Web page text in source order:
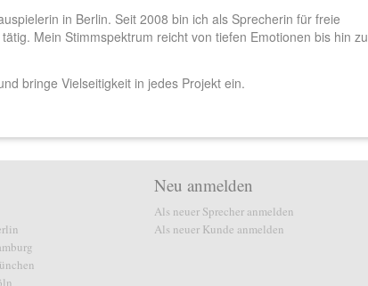
in Berlin. Seit 2008 bin ich als Sprecherin für freie
Mein Stimmspektrum reicht von tiefen Emotionen bis hin zu
bringe Vielseitigkeit in jedes Projekt ein.
Neu anmelden
Als neuer Sprecher anmelden
Als neuer Kunde anmelden